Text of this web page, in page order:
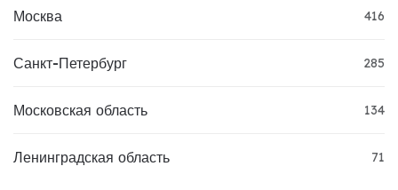
Москва 416
Санкт-Петербург 285
Московская область 134
Ленинградская область 71